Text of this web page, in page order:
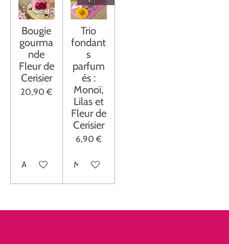
Bougie
gourma
nde
Fleur de
Cerisier
20,90 €
Ajouter au panier
Trio
fondant
s
parfum
és :
Monoï,
Lilas et
Fleur de
Cerisier
6,90 €
M'avertir si disponible